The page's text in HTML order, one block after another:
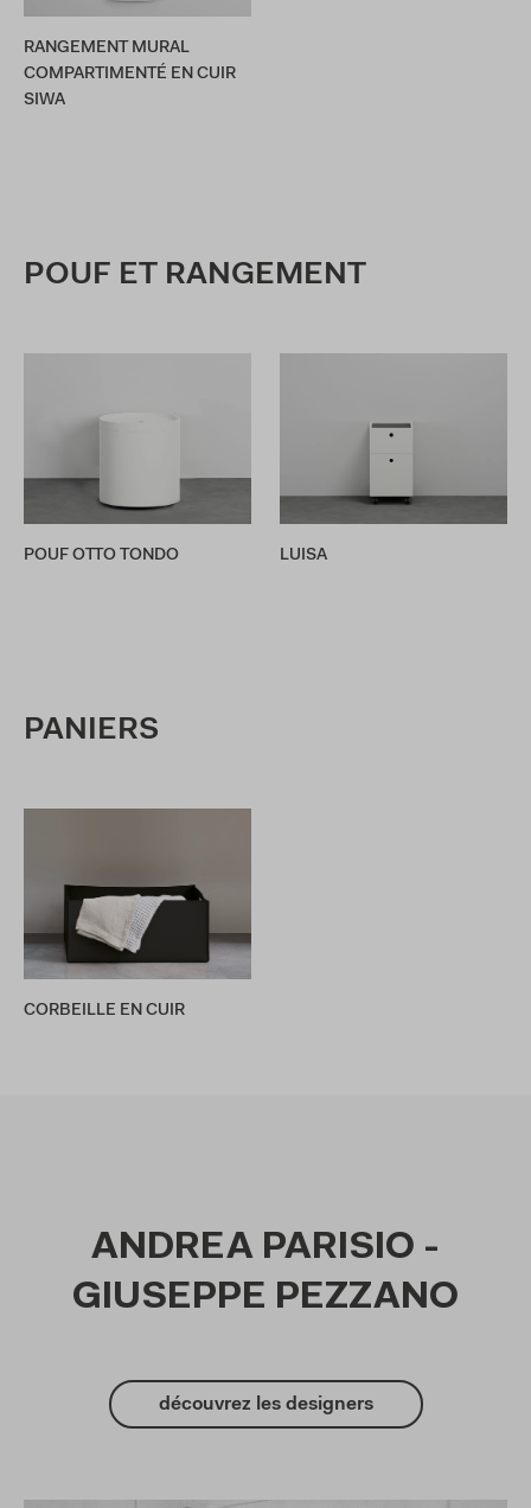
RANGEMENT MURAL
COMPARTIMENTÉ EN CUIR
SIWA
POUF ET RANGEMENT
POUF OTTO TONDO LUISA
PANIERS
CORBEILLE EN CUIR
ANDREA PARISIO -
GIUSEPPE PEZZANO
découvrez les designers